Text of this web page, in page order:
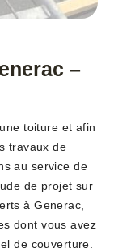
–
toiture et afin
travaux de
au service de
de projet sur
à Generac,
dont vous avez
de couverture.